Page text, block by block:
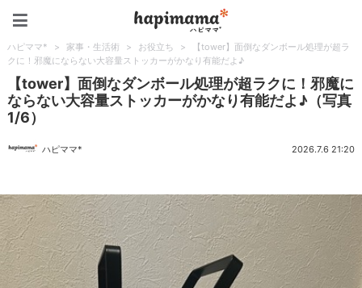
ハピママ* > 家事・生活術 > お役立ち >
【tower】面倒なダンボール処理が超ラ
クに！邪魔にならない大容量ストッカーがかなり有能だよ♪
【tower】面倒なダンボール処理が超ラクに！邪魔に
ならない大容量ストッカーがかなり有能だよ♪（写真
1/6）
ハピママ* 2026.7.6 21:20